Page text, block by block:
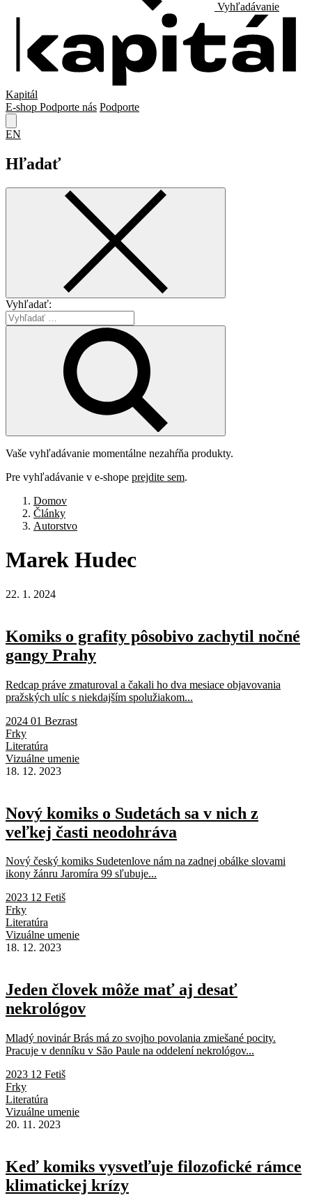
Vyhľadávanie
Kapitál
E-shop Podporte nás Podporte
EN
Hľadať
Vyhľadať:
Vaše vyhľadávanie momentálne nezahŕňa produkty.
Pre vyhľadávanie v e-shope prejdite sem.
Domov
Články
Autorstvo
Marek Hudec
22. 1. 2024
Komiks o grafity pôsobivo zachytil nočné
gangy Prahy
Redcap práve zmaturoval a čakali ho dva mesiace objavovania
pražských ulíc s niekdajším spolužiakom...
2024 01 Bezrast
Frky
Literatúra
Vizuálne umenie
18. 12. 2023
Nový komiks o Sudetách sa v nich z
veľkej časti neodohráva
Nový český komiks Sudetenlove nám na zadnej obálke slovami
ikony žánru Jaromíra 99 sľubuje...
2023 12 Fetiš
Frky
Literatúra
Vizuálne umenie
18. 12. 2023
Jeden človek môže mať aj desať
nekrológov
Mladý novinár Brás má zo svojho povolania zmiešané pocity.
Pracuje v denníku v São Paule na oddelení nekrológov...
2023 12 Fetiš
Frky
Literatúra
Vizuálne umenie
20. 11. 2023
Keď komiks vysvetľuje filozofické rámce
klimatickej krízy